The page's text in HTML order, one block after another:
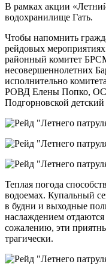
В рамках акции
водохранилище Гать.
Чтобы напомнить
рейдовых
районный комитет
несовершеннолетних
исполнительно
РОВД Елены Попко,
Подгорновской
Теплая погода
водоемах. Купальный
в будни и выходные
наслаждением
сожалению, эти
трагически.